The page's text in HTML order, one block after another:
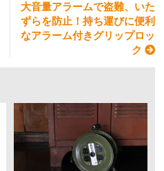
大音量アラームで盗難、いた
ずらを防止！持ち運びに便利
なアラーム付きグリップロッ
ク